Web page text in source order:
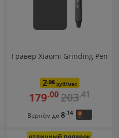
Гравер Xiaomi Grinding Pen
2.98руб/мес
179.00203.41
Вернём до8.14
отличный подарок